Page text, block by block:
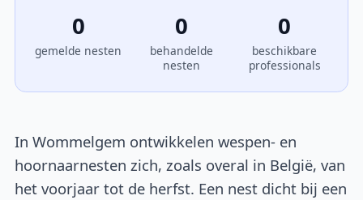
0
gemelde nesten
0
behandelde
nesten
0
beschikbare
professionals
In Wommelgem ontwikkelen wespen- en
hoornaarnesten zich, zoals overal in België, van
het voorjaar tot de herfst. Een nest dicht bij een